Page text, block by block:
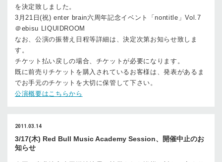
を決定致しました。
3月21日(祝) enter brain六周年記念イベント「nontitle」Vol.7
＠ebisu LIQUIDROOM
なお、公演の振替え日程等詳細は、決定次第お知らせ致しま
す。
チケット払い戻しの場合、チケットが必要になります。
既に前売りチケットを購入されているお客様は、発表があるま
でお手元のチケットを大切に保管して下さい。
公演概要はこちらから
2011.03.14
3/17(木) Red Bull Music Academy Session、開催中止のお
知らせ